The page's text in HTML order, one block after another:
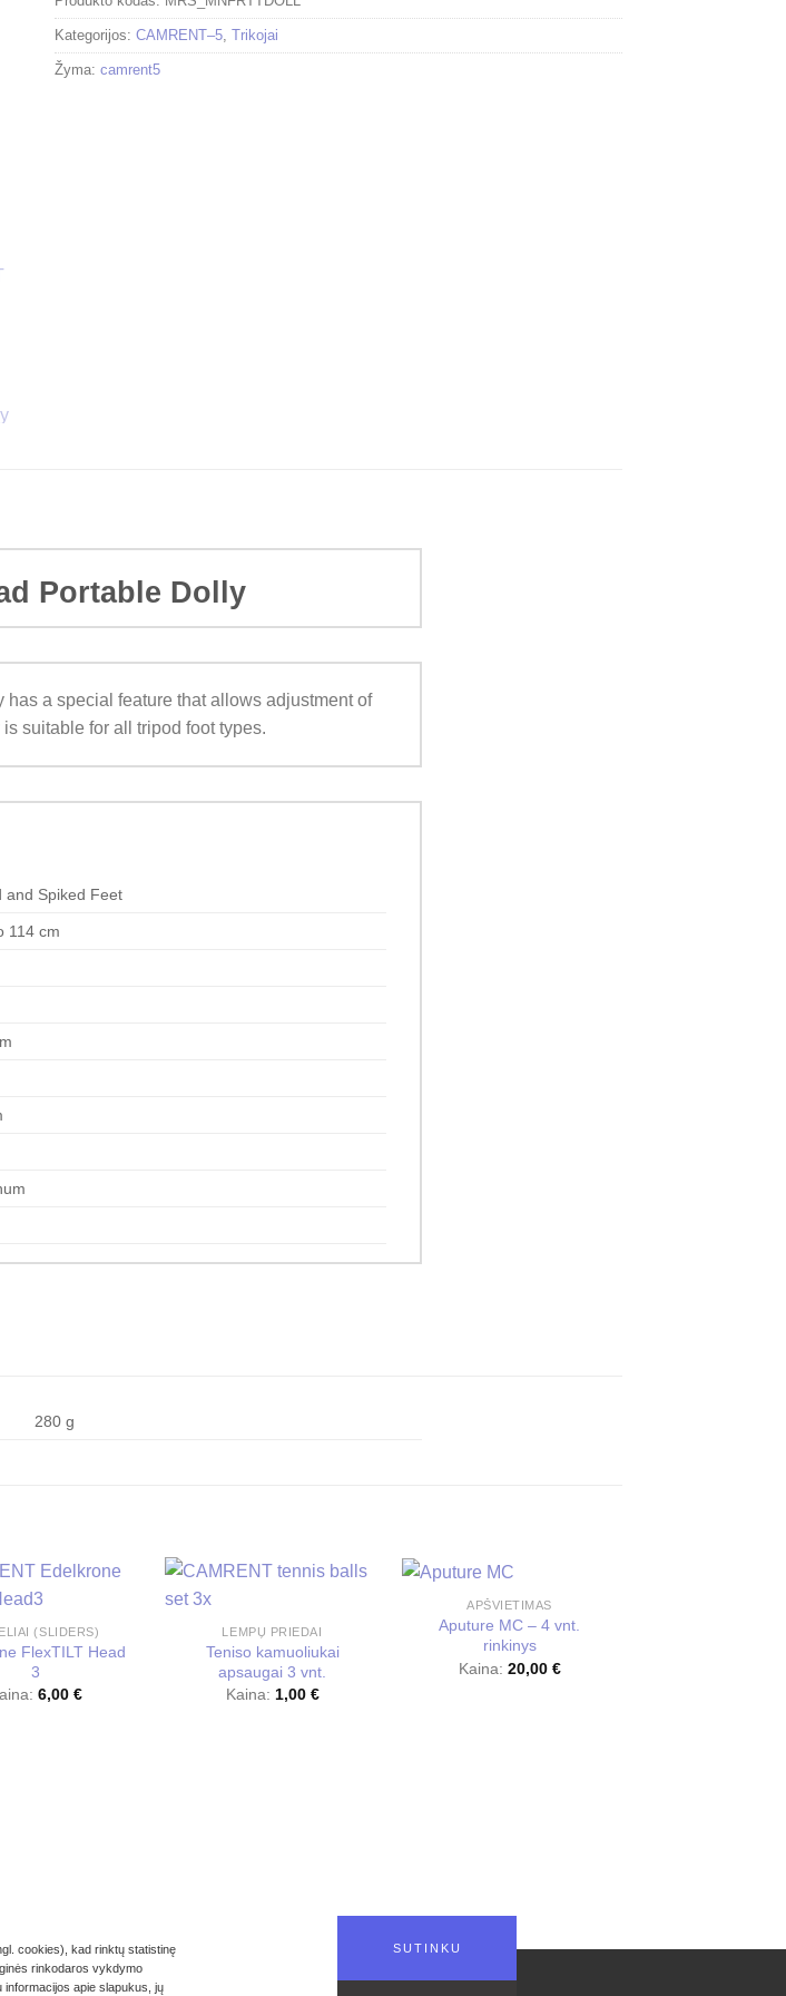
cookies), kad rinktų statistinę
rinkodaros vykdymo
informacijos apie slapukus, jų
SUTINKU
Kategorijos: CAMRENT–5, Trikojai
Žyma: camrent5
Portable Dolly
a special feature that allows adjustment of
suitable for all tripod foot types.
and Spiked Feet
114 cm
280 g
(SLIDERS)
FlexTILT Head
3
6,00 €
LEMPŲ PRIEDAI
Teniso kamuoliukai
apsaugai 3 vnt.
Kaina: 1,00 €
APŠVIETIMAS
Aputure MC – 4 vnt.
rinkinys
Kaina: 20,00 €
PRIVATUMO POLITIKA NERANDI KO IEŠKAI?